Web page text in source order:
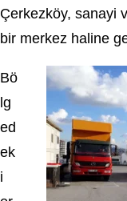
Çerkezköy, sanayi
bir merkez haline
Bö
lg
ed
ek
i